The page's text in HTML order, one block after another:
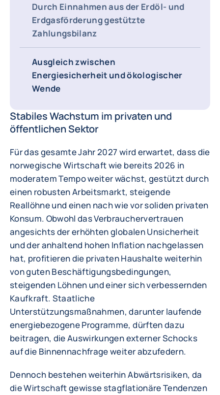
Durch Einnahmen aus der Erdöl- und
Erdgasförderung gestützte
Zahlungsbilanz
Ausgleich zwischen
Energiesicherheit und ökologischer
Wende
Stabiles Wachstum im privaten und
öffentlichen Sektor
Für das gesamte Jahr 2027 wird erwartet, dass die
norwegische Wirtschaft wie bereits 2026 in
moderatem Tempo weiter wächst, gestützt durch
einen robusten Arbeitsmarkt, steigende
Reallöhne und einen nach wie vor soliden privaten
Konsum. Obwohl das Verbrauchervertrauen
angesichts der erhöhten globalen Unsicherheit
und der anhaltend hohen Inflation nachgelassen
hat, profitieren die privaten Haushalte weiterhin
von guten Beschäftigungsbedingungen,
steigenden Löhnen und einer sich verbessernden
Kaufkraft. Staatliche
Unterstützungsmaßnahmen, darunter laufende
energiebezogene Programme, dürften dazu
beitragen, die Auswirkungen externer Schocks
auf die Binnennachfrage weiter abzufedern.
Dennoch bestehen weiterhin Abwärtsrisiken, da
die Wirtschaft gewisse stagflationäre Tendenzen